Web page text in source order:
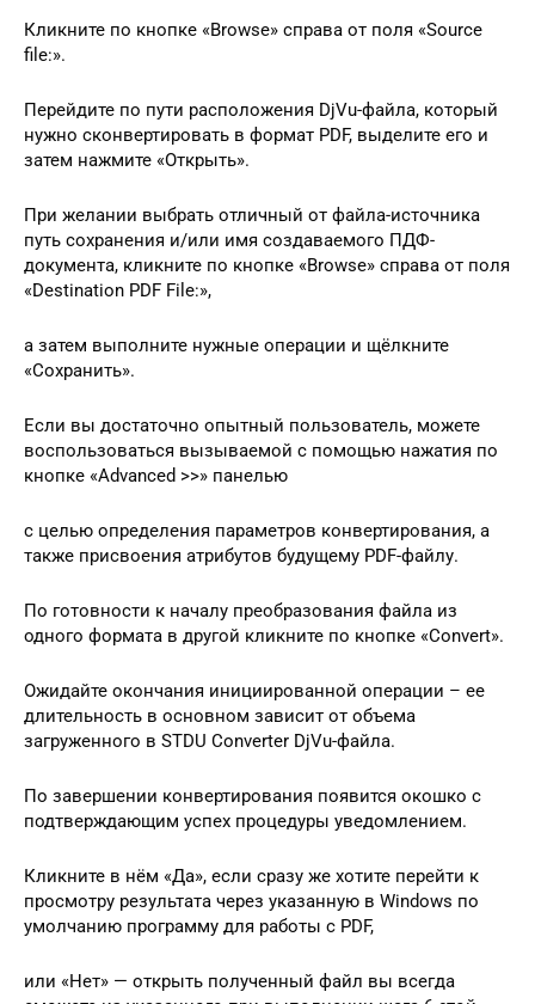
Кликните по кнопке «Browse» справа от поля «Source
file:».
Перейдите по пути расположения DjVu-файла, который
нужно сконвертировать в формат PDF, выделите его и
затем нажмите «Открыть».
При желании выбрать отличный от файла-источника
путь сохранения и/или имя создаваемого ПДФ-
документа, кликните по кнопке «Browse» справа от поля
«Destination PDF File:»,
а затем выполните нужные операции и щёлкните
«Сохранить».
Если вы достаточно опытный пользователь, можете
воспользоваться вызываемой с помощью нажатия по
кнопке «Advanced >>» панелью
с целью определения параметров конвертирования, а
также присвоения атрибутов будущему PDF-файлу.
По готовности к началу преобразования файла из
одного формата в другой кликните по кнопке «Convert».
Ожидайте окончания инициированной операции – ее
длительность в основном зависит от объема
загруженного в STDU Сonverter DjVu-файла.
По завершении конвертирования появится окошко с
подтверждающим успех процедуры уведомлением.
Кликните в нём «Да», если сразу же хотите перейти к
просмотру результата через указанную в Windows по
умолчанию программу для работы с PDF,
или «Нет» — открыть полученный файл вы всегда